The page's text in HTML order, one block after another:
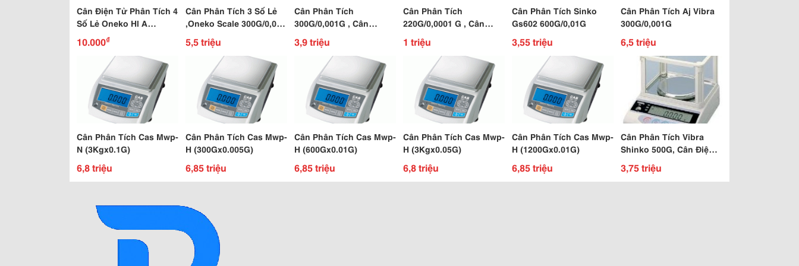
Cân Điện Tử Phân Tích 4
Số Lẻ Oneko Hl A
300/0,001G
10.000₫
Cân Phân Tích 3 Số Lẻ
,Oneko Scale 300G/0,001
G
5,5 triệu
Cân Phân Tích
300G/0,001G , Cân
Phòng Thí Nghiệm , Cân
Phân Tích Oneko Str 224
3,9 triệu
Cân Phân Tích
220G/0,0001 G , Cân
Điện Tử Phòng Thí
Nghiệm 4 Số Lẻ
1 triệu
Cân Phân Tích Sinko
Gs602 600G/0,01G
3,55 triệu
Cân Phân Tích Aj Vibra
300G/0,001G
6,5 triệu
Cân Phân Tích Cas Mwp-
N (3Kgx0.1G)
6,8 triệu
Cân Phân Tích Cas Mwp-
H (300Gx0.005G)
6,85 triệu
Cân Phân Tích Cas Mwp-
H (600Gx0.01G)
6,85 triệu
Cân Phân Tích Cas Mwp-
H (3Kgx0.05G)
6,8 triệu
Cân Phân Tích Cas Mwp-
H (1200Gx0.01G)
6,85 triệu
Cân Phân Tích Vibra
Shinko 500G, Cân Điện
Tử Vibra Shinko 500G
3,75 triệu